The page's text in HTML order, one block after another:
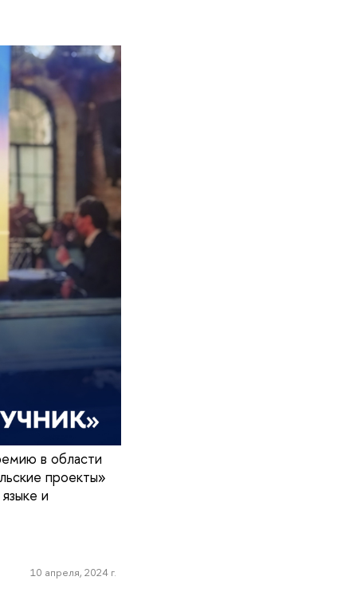
в области
проекты»
и
10 апреля, 2024 г.